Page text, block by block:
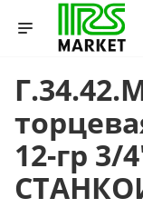
12-гр 3/